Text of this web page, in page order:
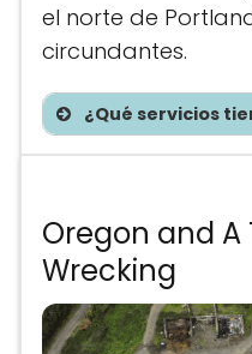
el norte de
circundantes.
¿Qué servicios
Oregon and A
Wrecking